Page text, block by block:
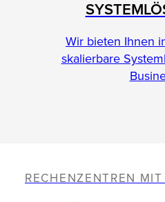
Wir bieten Ihnen
skalierbare
RECHENZENTREN